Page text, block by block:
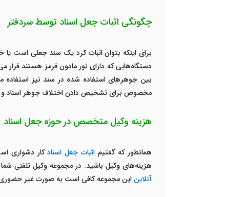
چگونگی اثبات جعل اسناد توسط سردفتر
برای اینکه بتوان اثبات کرد یک سند جعلی است یا
دستگاه‌هایی که دارای نور مادون قرمز هستند
بین جوهرهای استفاده شده در سند نیز
مخصوص برای تشخیص دادن اختلاف جوهر اسناد و
هزینه وکیل متخصص در حوزه جعل اسناد
همانطور که گفتیماثبات جعل اسنادکار دشواری
هزینه‌های وکیل باشید. در مجموعه وکیل تلفنی
آنلایناین مجموعه کافی است به صورت غیر حضوری